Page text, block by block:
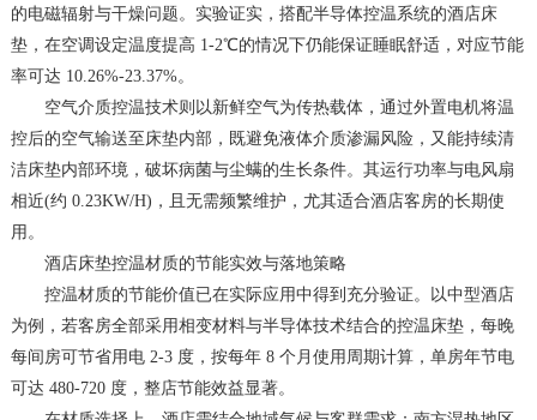
的电磁辐射与干燥问题。实验证实，搭配半导体控温系统的酒店床
垫，在空调设定温度提高 1-2℃的情况下仍能保证睡眠舒适，对应节能
率可达 10.26%-23.37%。
空气介质控温技术则以新鲜空气为传热载体，通过外置电机将温
控后的空气输送至床垫内部，既避免液体介质渗漏风险，又能持续清
洁床垫内部环境，破坏病菌与尘螨的生长条件。其运行功率与电风扇
相近(约 0.23KW/H)，且无需频繁维护，尤其适合酒店客房的长期使
用。
酒店床垫控温材质的节能实效与落地策略
控温材质的节能价值已在实际应用中得到充分验证。以中型酒店
为例，若客房全部采用相变材料与半导体技术结合的控温床垫，每晚
每间房可节省用电 2-3 度，按每年 8 个月使用周期计算，单房年节电
可达 480-720 度，整店节能效益显著。